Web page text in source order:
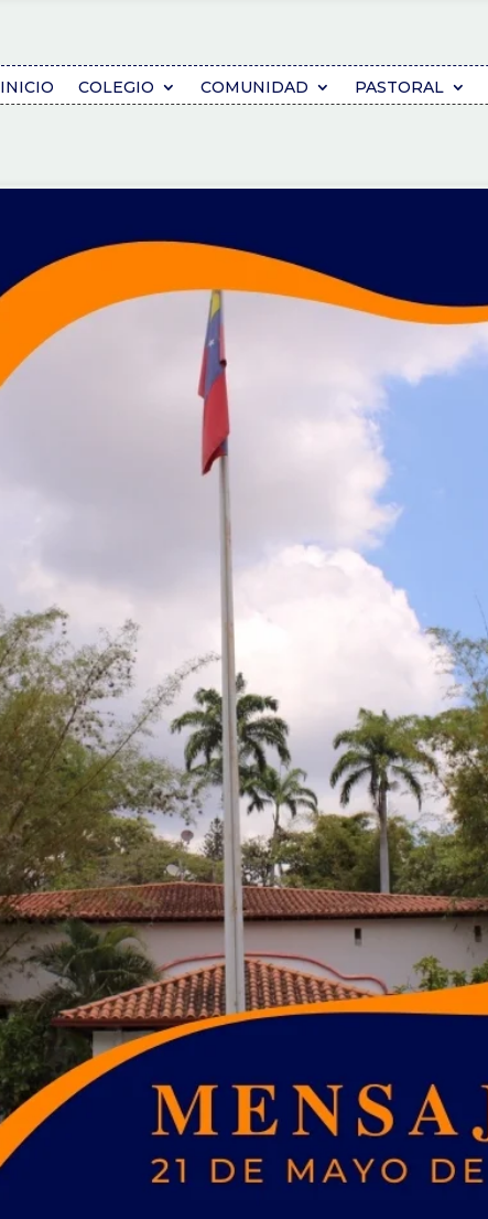
INICIO COLEGIO COMUNIDAD PASTORAL